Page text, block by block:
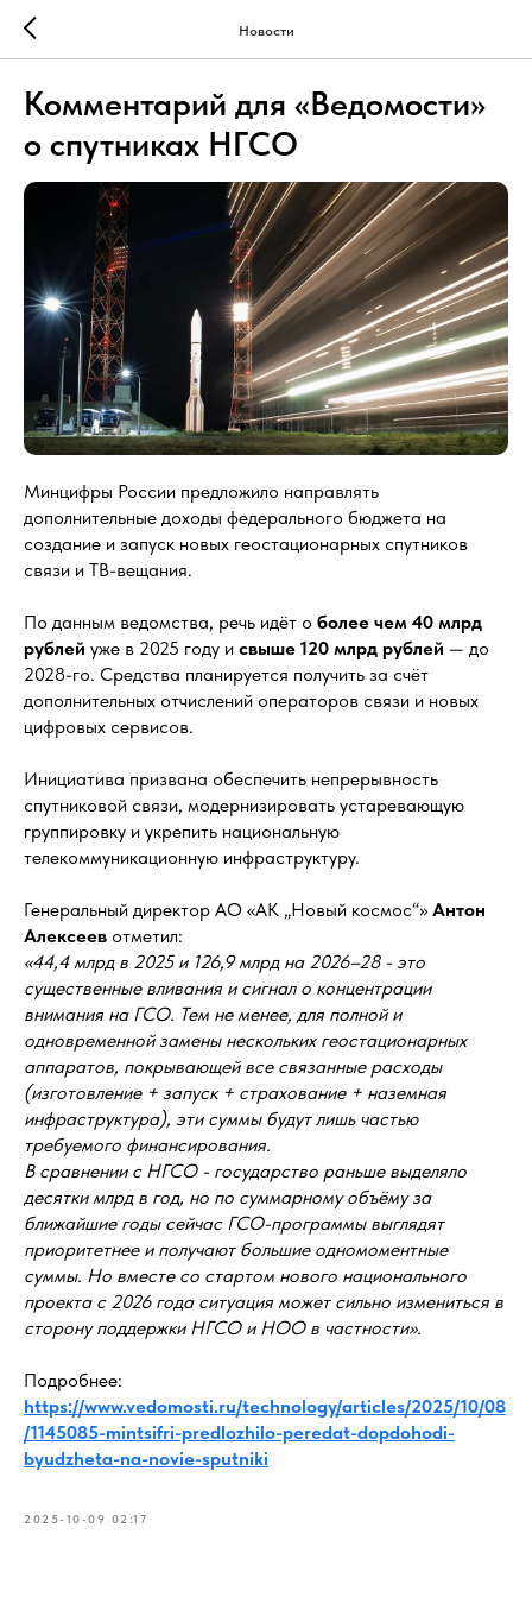
Новости
Комментарий для «Ведомости»
о спутниках НГСО
Минцифры России предложило направлять
дополнительные доходы федерального бюджета на
создание и запуск новых геостационарных спутников
связи и ТВ-вещания.
По данным ведомства, речь идёт о более чем 40 млрд
рублей уже в 2025 году и свыше 120 млрд рублей — до
2028-го. Средства планируется получить за счёт
дополнительных отчислений операторов связи и новых
цифровых сервисов.
Инициатива призвана обеспечить непрерывность
спутниковой связи, модернизировать устаревающую
группировку и укрепить национальную
телекоммуникационную инфраструктуру.
Генеральный директор АО «АК „Новый космос“»Антон
Алексеев отметил:
«44,4 млрд в 2025 и 126,9 млрд на 2026–28 - это
существенные вливания и сигнал о концентрации
внимания на ГСО. Тем не менее, для полной и
одновременной замены нескольких геостационарных
аппаратов, покрывающей все связанные расходы
(изготовление + запуск + страхование + наземная
инфраструктура), эти суммы будут лишь частью
требуемого финансирования.
В сравнении с НГСО - государство раньше выделяло
десятки млрд в год, но по суммарному объёму за
ближайшие годы сейчас ГСО-программы выглядят
приоритетнее и получают большие одномоментные
суммы. Но вместе со стартом нового национального
проекта с 2026 года ситуация может сильно измениться в
сторону поддержки НГСО и НОО в частности».
Подробнее:
https://www.vedomosti.ru/technology/articles/2025/10/08
/1145085-mintsifri-predlozhilo-peredat-dopdohodi-
byudzheta-na-novie-sputniki
2025-10-09 02:17